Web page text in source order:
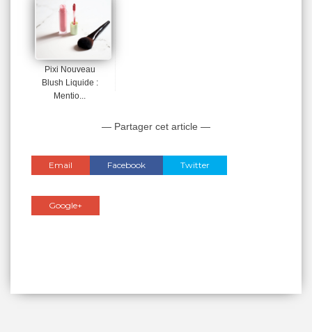
Pixi Nouveau
Blush Liquide :
Mentio...
— Partager cet article —
Email Facebook Twitter
Google+